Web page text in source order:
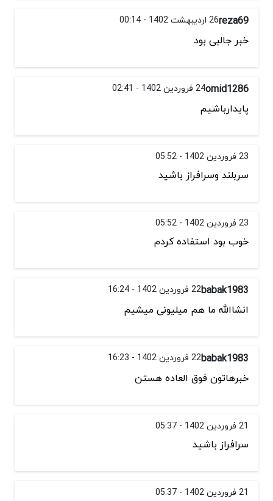
reza6926 اردیبهشت 1402 - 00:14
خبر جالبی بود
omid128624 فروردین 1402 - 02:41
پایدارباشیم
23 فروردین 1402 - 05:52
سربلند وسرافراز باشید
23 فروردین 1402 - 05:52
خوب بود استفاده کردم
babak198322 فروردین 1402 - 16:24
انشاالله ما هم میلیونی میشیم
babak198322 فروردین 1402 - 16:23
خبرهاتون فوق العاده هستن
21 فروردین 1402 - 05:37
سرافراز باشید
21 فروردین 1402 - 05:37